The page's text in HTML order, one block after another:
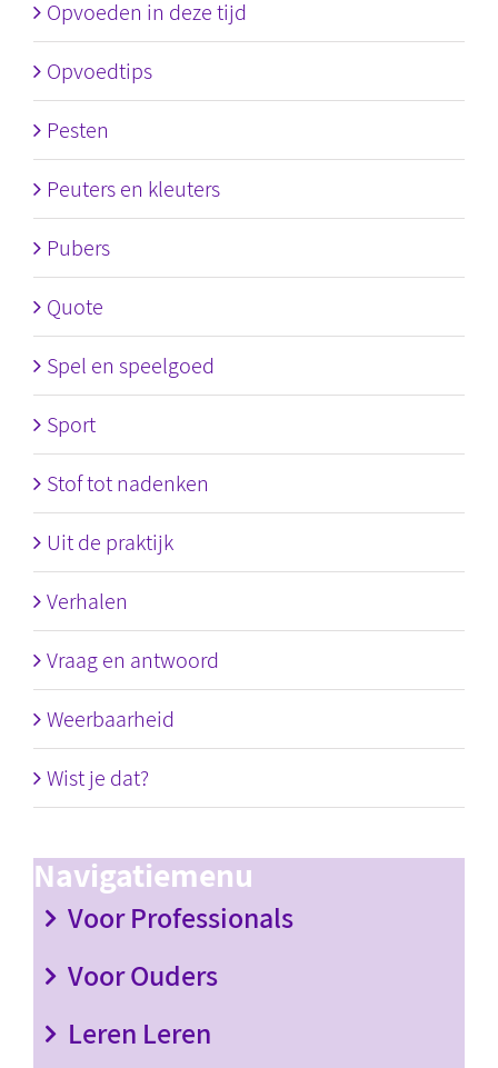
Opvoeden in deze tijd
Opvoedtips
Pesten
Peuters en kleuters
Pubers
Quote
Spel en speelgoed
Sport
Stof tot nadenken
Uit de praktijk
Verhalen
Vraag en antwoord
Weerbaarheid
Wist je dat?
Navigatiemenu
Voor Professionals
Voor Ouders
Leren Leren